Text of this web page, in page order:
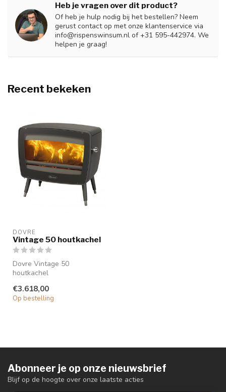
Heb je vragen over dit product?
Of heb je hulp nodig bij het bestellen? Neem
gerust contact op met onze klantenservice via
info@rispenswinsum.nl of +31 595-442974. We
helpen je graag!
Recent bekeken
DOVRE
Vintage 50 houtkachel
Dovre Vintage 50
houtkachel
houthaard met een
opmerke...
€3.618,00
Op bestelling
Abonneer je op onze nieuwsbrief
Blijf op de hoogte over onze laatste acties